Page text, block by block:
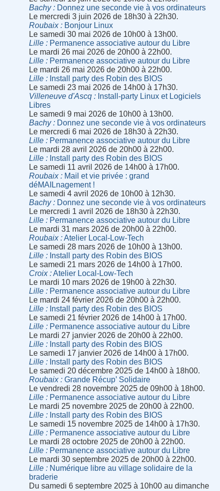
Bachy
Donnez une seconde vie à vos ordinateurs
Le mercredi 3 juin 2026 de 18h30 à 22h30.
Roubaix
Bonjour Linux
Le samedi 30 mai 2026 de 10h00 à 13h00.
Lille
Permanence associative autour du Libre
Le mardi 26 mai 2026 de 20h00 à 22h00.
Lille
Permanence associative autour du Libre
Le mardi 26 mai 2026 de 20h00 à 22h00.
Lille
Install party des Robin des BIOS
Le samedi 23 mai 2026 de 14h00 à 17h30.
Villeneuve d'Ascq
Install-party Linux et Logiciels
Libres
Le samedi 9 mai 2026 de 10h00 à 13h00.
Bachy
Donnez une seconde vie à vos ordinateurs
Le mercredi 6 mai 2026 de 18h30 à 22h30.
Lille
Permanence associative autour du Libre
Le mardi 28 avril 2026 de 20h00 à 22h00.
Lille
Install party des Robin des BIOS
Le samedi 11 avril 2026 de 14h00 à 17h00.
Roubaix
Mail et vie privée : grand
déMAILnagement !
Le samedi 4 avril 2026 de 10h00 à 12h30.
Bachy
Donnez une seconde vie à vos ordinateurs
Le mercredi 1 avril 2026 de 18h30 à 22h30.
Lille
Permanence associative autour du Libre
Le mardi 31 mars 2026 de 20h00 à 22h00.
Roubaix
Atelier Local-Low-Tech
Le samedi 28 mars 2026 de 10h00 à 13h00.
Lille
Install party des Robin des BIOS
Le samedi 21 mars 2026 de 14h00 à 17h00.
Croix
Atelier Local-Low-Tech
Le mardi 10 mars 2026 de 19h00 à 22h30.
Lille
Permanence associative autour du Libre
Le mardi 24 février 2026 de 20h00 à 22h00.
Lille
Install party des Robin des BIOS
Le samedi 21 février 2026 de 14h00 à 17h00.
Lille
Permanence associative autour du Libre
Le mardi 27 janvier 2026 de 20h00 à 22h00.
Lille
Install party des Robin des BIOS
Le samedi 17 janvier 2026 de 14h00 à 17h00.
Lille
Install party des Robin des BIOS
Le samedi 20 décembre 2025 de 14h00 à 18h00.
Roubaix
Grande Récup’ Solidaire
Le vendredi 28 novembre 2025 de 09h00 à 18h00.
Lille
Permanence associative autour du Libre
Le mardi 25 novembre 2025 de 20h00 à 22h00.
Lille
Install party des Robin des BIOS
Le samedi 15 novembre 2025 de 14h00 à 17h30.
Lille
Permanence associative autour du Libre
Le mardi 28 octobre 2025 de 20h00 à 22h00.
Lille
Permanence associative autour du Libre
Le mardi 30 septembre 2025 de 20h00 à 22h00.
Lille
Numérique libre au village solidaire de la
braderie
Du samedi 6 septembre 2025 à 10h00 au dimanche